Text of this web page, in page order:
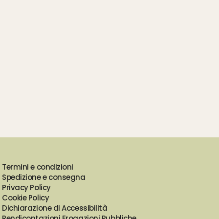
Termini e condizioni
Spedizione e consegna
Privacy Policy
Cookie Policy
Dichiarazione di Accessibilità